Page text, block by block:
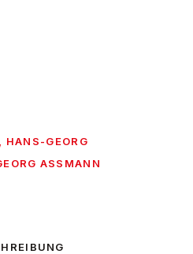
HANS-GEORG
ASSMANN